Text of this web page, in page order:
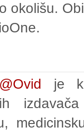
okolišu.
je